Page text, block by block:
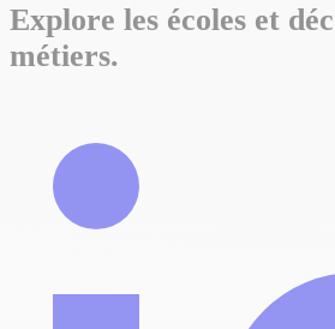
Explore les écoles et
métiers.